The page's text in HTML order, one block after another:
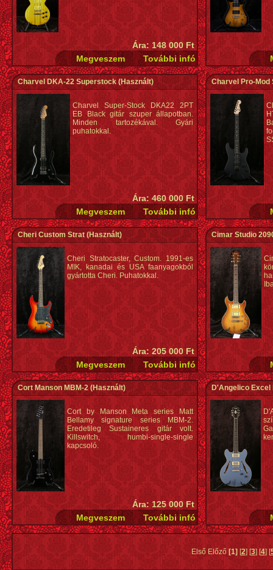
Ára: 148 000 Ft
Charvel DKA-22 Superstock(Használt)
Charvel Super-Stock DKA22 2PT
EB Black gitár szuper állapotban.
Minden tartozékával. Gyári
puhatokkal.
Ára: 460 000 Ft
Charvel Pro-Mod
Cheri Custom Strat(Használt)
Cheri Stratocaster, Custom. 1991-es
MIK, kanadai és USA faanyagokból
gyártotta Cheri. Puhatokkal.
Ára: 205 000 Ft
Cimar Studio
Cort Manson MBM-2(Használt)
Cort by Manson Meta series Matt
Bellamy signature series MBM-2.
Eredetileg Sustaineres gitár volt.
Killswitch, humbi-single-single
kapcsoló.
Ára: 125 000 Ft
D'Angelico Excel
Első Előző [1][2] [3] [4] [